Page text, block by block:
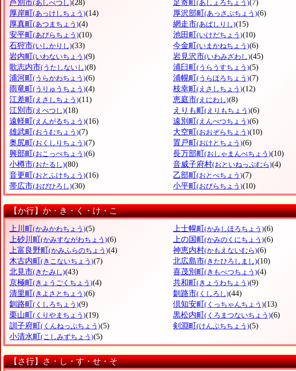
芦別市(あしべつし)(28) 足寄町(あしょろちょう)(7)
厚岸町(あっけしちょう)(14) 厚沢部町(あっさぶちょう)(6)
厚真町(あつまちょう)(4) 網走市(あばしりし)(15)
安平町(あびらちょう)(10) 池田町(いけだちょう)(10)
石狩市(いしかりし)(33) 今金町(いまかねちょう)(6)
岩内町(いわないちょう)(9) 岩見沢市(いわみざわし)(45)
歌志内市(うたしないし)(8) 浦臼町(うらうすちょう)(5)
浦河町(うらかわちょう)(6) 浦幌町(うらほろちょう)(7)
雨竜町(うりゅうちょう)(4) 枝幸町(えさしちょう)(12)
江差町(えさしちょう)(11) 恵庭市(えにわし)(8)
江別市(えべつし)(18) えりも町(えりもちょう)(6)
遠軽町(えんがるちょう)(16) 遠別町(えんべつちょう)(6)
雄武町(おうむちょう)(7) 大空町(おおぞらちょう)(10)
奥尻町(おくしりちょう)(7) 置戸町(おけとちょう)(6)
興部町(おこっぺちょう)(6) 長万部町(おしゃまんべちょう)(10)
小樽市(おたるし)(80) 音威子府村(おといねっぷむら)(4)
音更町(おとふけちょう)(16) 乙部町(おとべちょう)(7)
帯広市(おびひろし)(30) 小平町(おびらちょう)(10)
【か行】か・き・く・け・こ
上川町(かみかわちょう)(5) 上士幌町(かみしほろちょう)(6)
上砂川町(かみすながわちょう)(6) 上の国町(かみのくにちょう)(6)
上富良野町(かみふらのちょう)(4) 神恵内村(かもえないむら)(6)
木古内町(きこないちょう)(7) 北広島市(きたひろしまし)(10)
北見市(きたみし)(43) 喜茂別町(きもべつちょう)(4)
京極町(きょうごくちょう)(4) 共和町(きょうわちょう)(9)
清里町(きよさとちょう)(6) 釧路市(くしろし)(44)
釧路町(くしろちょう)(9) 倶知安町(くっちゃんちょう)(13)
栗山町(くりやまちょう)(19) 黒松内町(くろまつないちょう)(6)
訓子府町(くんねっぷちょう)(5) 剣淵町(けんぶちちょう)(5)
小清水町(こしみずちょう)(5)
【さ行】さ・し・す・せ・そ